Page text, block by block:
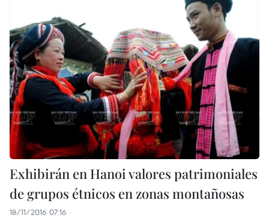
Exhibirán en Hanoi valores patrimoniales
de grupos étnicos en zonas montañosas
18/11/2016 07:16